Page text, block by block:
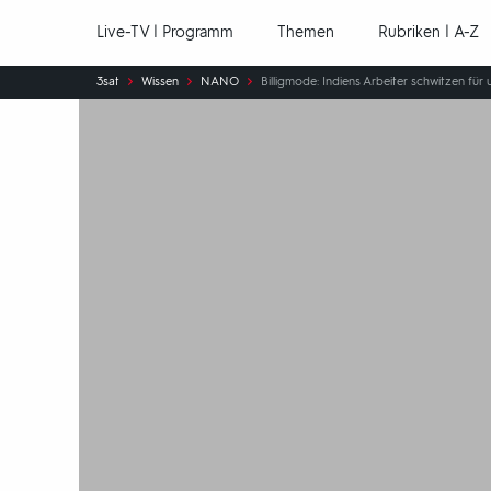
Live-TV | Programm Themen Rubriken | A-Z
Sie
sind
3sat Wissen NANO Billigmode: Indiens Arbeiter schwitzen für